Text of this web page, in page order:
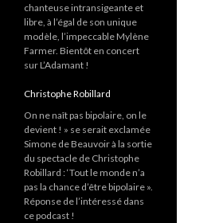
chanteuse intransigeante et
libre, à l’égal de son unique
modèle, l’impeccable Mylène
Farmer. Bientôt en concert
sur L’Adamant !
Christophe Robillard
On ne naît pas bipolaire, on le
devient ! » se serait exclamée
Simone de Beauvoir à la sortie
du spectacle de Christophe
Robillard : ‘Tout le monde n’a
pas la chance d’être bipolaire ».
Réponse de l’intéressé dans
ce podcast !